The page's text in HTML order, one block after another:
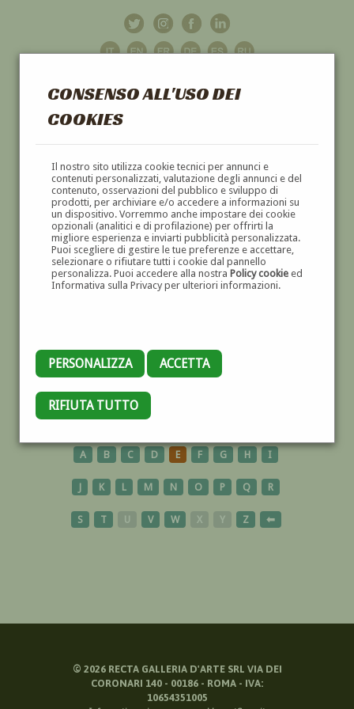
CONSENSO ALL'USO DEI
COOKIES
Il nostro sito utilizza cookie tecnici per annunci e
contenuti personalizzati, valutazione degli annunci e del
contenuto, osservazioni del pubblico e sviluppo di
prodotti, per archiviare e/o accedere a informazioni su
un dispositivo. Vorremmo anche impostare dei cookie
opzionali (analitici e di profilazione) per offrirti la
migliore esperienza e inviarti pubblicità personalizzata.
Puoi scegliere di gestire le tue preferenze e accettare,
selezionare o rifiutare tutti i cookie dal pannello
personalizza. Puoi accedere alla nostra Policy cookieed
Informativa sulla Privacy per ulteriori informazioni.
PERSONALIZZA ACCETTA
RIFIUTA TUTTO
GALLERIAD'ARTE
DIPINTI E SCULTURE '800 E '900
SCULTURA
A B C D E F G H I
J K L M N O P Q R
S T U V W X Y Z ⬅
© 2026RECTA GALLERIA D'ARTE SRL VIA DEI
CORONARI 140 - 00186 - ROMA - IVA:
10654351005